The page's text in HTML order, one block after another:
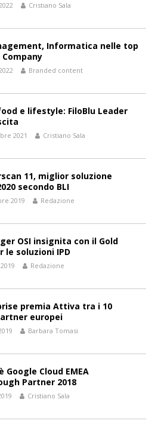
Cristiano Sala
Informatica nelle top
Company
Branded content
e lifestyle: FiloBlu Leader
2021 Cristiano Sala
11, miglior soluzione
secondo BLI
2019 Redazione
OSI insignita con il Gold
le soluzioni IPD
Redazione
premia Attiva tra i 10
europei
Barbara Tomasi
Google Cloud EMEA
Partner 2018
Cristiano Sala